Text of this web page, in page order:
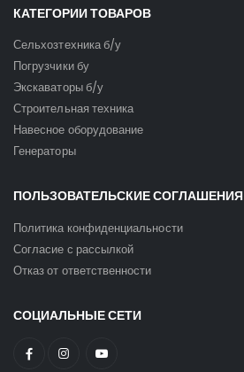
КАТЕГОРИИ ТОВАРОВ
Сельхозтехника б/у
Погрузчики бу
Экскаваторы б/у
Строительная техника
Навесное оборудование
Генераторы
ПОЛЬЗОВАТЕЛЬСКИЕ СОГЛАШЕНИЯ
Политика конфиденциальности
Согласие с рассылкой
Отказ от ответственности
СОЦИАЛЬНЫЕ СЕТИ